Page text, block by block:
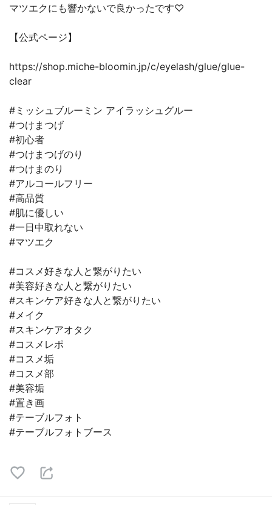
マツエクにも響かないで良かったです♡
【公式ページ】
https://shop.miche-bloomin.jp/c/eyelash/glue/glue-
clear
#ミッシュブルーミン アイラッシュグルー
#つけまつげ
#初心者
#つけまつげのり
#つけまのり
#アルコールフリー
#高品質
#肌に優しい
#一日中取れない
#マツエク
#コスメ好きな人と繋がりたい
#美容好きな人と繋がりたい
#スキンケア好きな人と繋がりたい
#メイク
#スキンケアオタク
#コスメレポ
#コスメ垢
#コスメ部
#美容垢
#置き画
#テーブルフォト
#テーブルフォトブース